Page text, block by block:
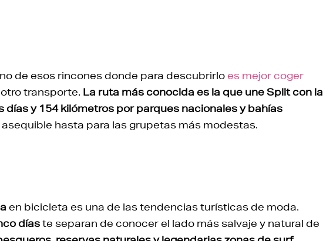
de esos rincones donde para descubrirlo es mejor coger
transporte. La ruta más conocida es la que une Split con la
días y 154 kilómetros por parques nacionales y bahías
asequible hasta para las grupetas más modestas.
en bicicleta es una de las tendencias turísticas de moda.
díaste separan de conocer el lado más salvaje y natural de